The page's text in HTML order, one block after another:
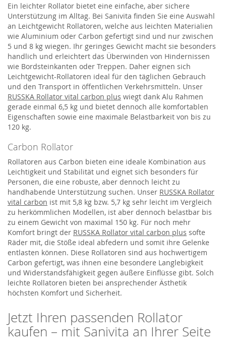
Ein leichter Rollator bietet eine einfache, aber sichere
Unterstützung im Alltag. Bei Sanivita finden Sie eine Auswahl
an Leichtgewicht Rollatoren, welche aus leichten Materialien
wie Aluminium oder Carbon gefertigt sind und nur zwischen
5 und 8 kg wiegen. Ihr geringes Gewicht macht sie besonders
handlich und erleichtert das Überwinden von Hindernissen
wie Bordsteinkanten oder Treppen. Daher eignen sich
Leichtgewicht-Rollatoren ideal für den täglichen Gebrauch
und den Transport in öffentlichen Verkehrsmitteln. Unser
RUSSKA Rollator vital carbon plus wiegt dank Alu Rahmen
gerade einmal 6,5 kg und bietet dennoch alle komfortablen
Eigenschaften sowie eine maximale Belastbarkeit von bis zu
120 kg.
Carbon Rollator
Rollatoren aus Carbon bieten eine ideale Kombination aus
Leichtigkeit und Stabilität und eignet sich besonders für
Personen, die eine robuste, aber dennoch leicht zu
handhabende Unterstützung suchen. Unser RUSSKA Rollator
vital carbon ist mit 5,8 kg bzw. 5,7 kg sehr leicht im Vergleich
zu herkömmlichen Modellen, ist aber dennoch belastbar bis
zu einem Gewicht von maximal 150 kg. Für noch mehr
Komfort bringt der RUSSKA Rollator vital carbon plus softe
Räder mit, die Stöße ideal abfedern und somit ihre Gelenke
entlasten können. Diese Rollatoren sind aus hochwertigem
Carbon gefertigt, was ihnen eine besondere Langlebigkeit
und Widerstandsfähigkeit gegen äußere Einflüsse gibt. Solch
leichte Rollatoren bieten bei ansprechender Ästhetik
höchsten Komfort und Sicherheit.
Jetzt Ihren passenden Rollator
kaufen – mit Sanivita an Ihrer Seite